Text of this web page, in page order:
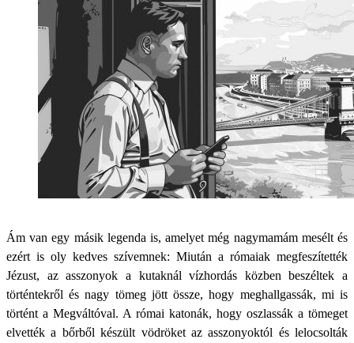
Ám van egy másik legenda is, amelyet még nagymamám mesélt és
ezért is oly kedves szívemnek: Miután a rómaiak megfeszítették
Jézust, az asszonyok a kutaknál vízhordás közben beszéltek a
történtekről és nagy tömeg jött össze, hogy meghallgassák, mi is
történt a Megváltóval. A római katonák, hogy oszlassák a tömeget
elvették a bőrből készült vödröket az asszonyoktól és lelocsolták